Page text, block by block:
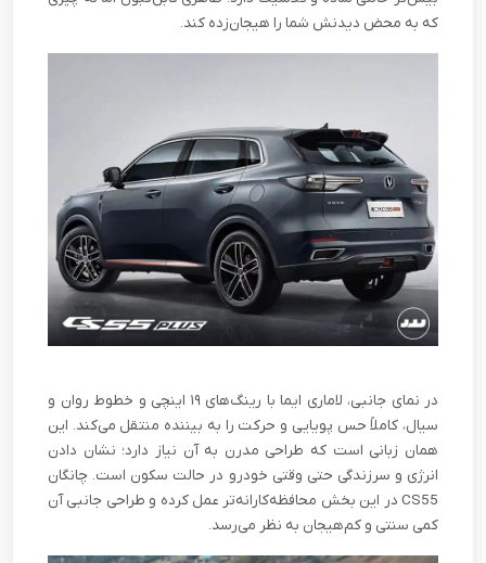
که به محض دیدنش شما را هیجان‌زده کند.
در نمای جانبی، لاماری ایما با رینگ‌های ۱۹ اینچی و خطوط روان و
سیال، کاملاً حس پویایی و حرکت را به بیننده منتقل می‌کند. این
همان زبانی است که طراحی مدرن به آن نیاز دارد؛ نشان دادن
انرژی و سرزندگی حتی وقتی خودرو در حالت سکون است. چانگان
CS55 در این بخش محافظه‌کارانه‌تر عمل کرده و طراحی جانبی آن
کمی سنتی و کم‌هیجان به نظر می‌رسد.